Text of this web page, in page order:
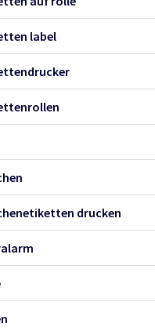
label
drucken